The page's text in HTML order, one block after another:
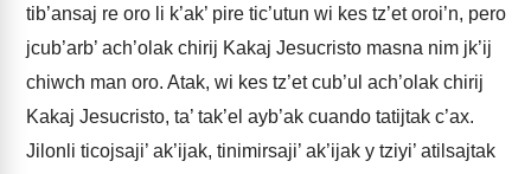
tib’ansaj re oro li k’ak’ pire tic’utun wi kes tz’et oroi’n, pero
jcub’arb’ ach’olak chirij Kakaj Jesucristo masna nim jk’ij
chiwch man oro. Atak, wi kes tz’et cub’ul ach’olak chirij
Kakaj Jesucristo, ta’ tak’el ayb’ak cuando tatijtak c’ax.
Jilonli ticojsaji’ ak’ijak, tinimirsaji’ ak’ijak y tziyi’ atilsajtak